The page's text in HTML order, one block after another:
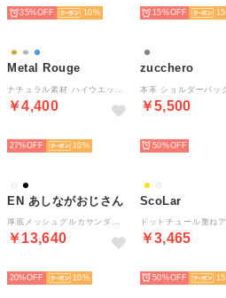
35%
10
15%
15
Metal Rouge
￥4,400
27%
10
zucchero
￥5,500
50%
EN あしながおじさん
厚底メッシュグルカサンダル （オフホワイト）
￥13,640
20%
10
ScoLar
￥3,465
50%
15